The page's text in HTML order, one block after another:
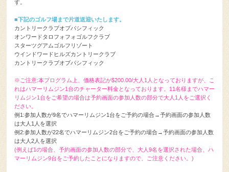
■下記のゴルフ場まで片道送迎いたします。
オンワードタロフォフォゴルフクラブ
スターツグアムゴルフリゾート
ウインドワードヒルズカントリークラブ
カントリークラブオブパシフィック
※ご注意:本プログラム上、価格表記が$200.00/大人1人となっておりますが、こ
リムジン1台をご希望の場合は予約画面の参加人数の部分で大人1人をご選択く
ださい。
例1:参加人数が9名でハマーリムジン1台をご予約の場合→予約画面の参加人数
は大人1人を選択
例2:参加人数が22名でハマーリムジン2台をご予約の場合→予約画面の参加人数
は大人2人を選択
(例えば1の場合、予約画面の参加人数の部分で、大人9名を選択された場合、ハ
マーリムジン9台をご予約したことになりますので、ご注意ください。)
⇒リムジンチャーターのツアー 一覧を見る